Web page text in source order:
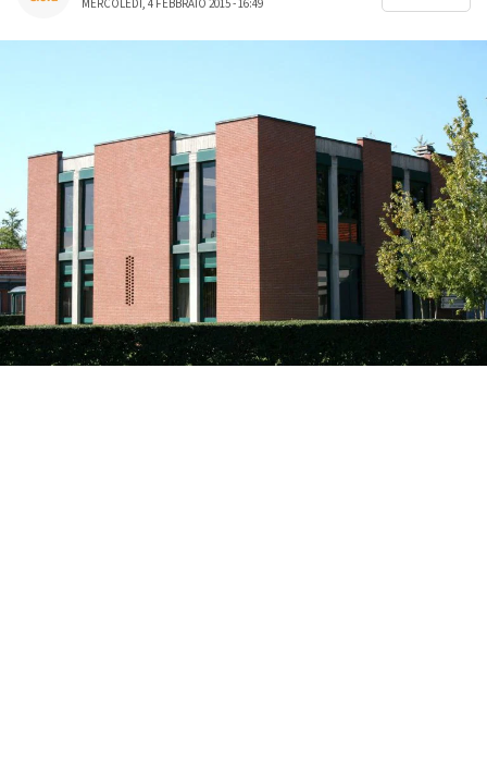
MERCOLEDÌ, 4 FEBBRAIO 2015 - 16:49